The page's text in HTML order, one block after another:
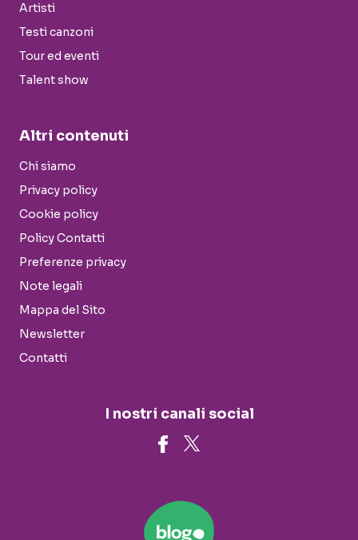
Artisti
Testi canzoni
Tour ed eventi
Talent show
Altri contenuti
Chi siamo
Privacy policy
Cookie policy
Policy Contatti
Preferenze privacy
Note legali
Mappa del Sito
Newsletter
Contatti
I nostri canali social